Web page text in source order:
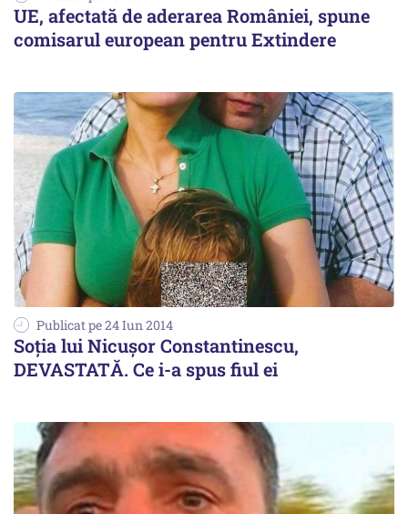
UE, afectată de aderarea României, spune
comisarul european pentru Extindere
Publicat pe 24 Iun 2014
Soția lui Nicușor Constantinescu,
DEVASTATĂ. Ce i-a spus fiul ei